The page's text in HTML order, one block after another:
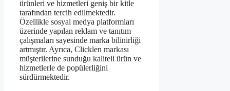
ürünleri ve hizmetleri geniş bir kitle
tarafından tercih edilmektedir.
Özellikle sosyal medya platformları
üzerinde yapılan reklam ve tanıtım
çalışmaları sayesinde marka bilinirliği
artmıştır. Ayrıca, Clicklen markası
müşterilerine sunduğu kaliteli ürün ve
hizmetlerle de popülerliğini
sürdürmektedir.